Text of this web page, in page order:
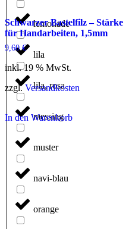
lemonade
lila
lila, rosa
messing
muster
navi-blau
orange
Schwarzer Bastelfilz – Stärke
für Handarbeiten, 1,5mm
9,60€
inkl. 19 % MwSt.
zzgl.Versandkosten
In den Warenkorb